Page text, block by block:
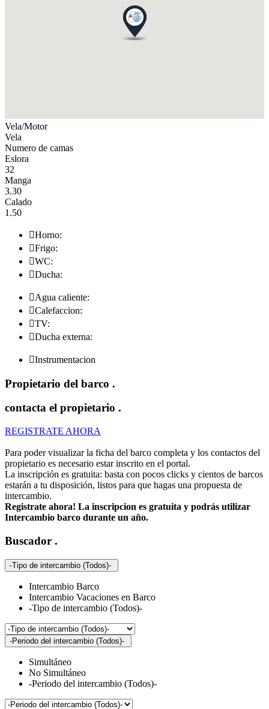
Vela/Motor
Vela
Numero de camas
Eslora
32
Manga
3.30
Calado
1.50
Horno:
Frigo:
WC:
Ducha:
Agua caliente:
Calefaccion:
TV:
Ducha externa:
Instrumentacion
Propietario del barco .
contacta el propietario .
REGISTRATE AHORA
Para poder visualizar la ficha del barco completa y los contactos del
propietario es necesario estar inscrito en el portal.
La inscripción es gratuita: basta con pocos clicks y cientos de barcos
estarán a tu disposición, listos para que hagas una propuesta de
intercambio.
Registrate ahora! La inscripcion es gratuita y podrás utilizar
Intercambio barco durante un año.
Buscador .
-Tipo de intercambio (Todos)-
Intercambio Barco
Intercambio Vacaciones en Barco
-Tipo de intercambio (Todos)-
-Periodo del intercambio (Todos)-
Simultáneo
No Simultáneo
-Periodo del intercambio (Todos)-